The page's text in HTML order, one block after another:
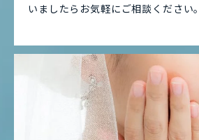
いましたらお気軽にご相談ください。